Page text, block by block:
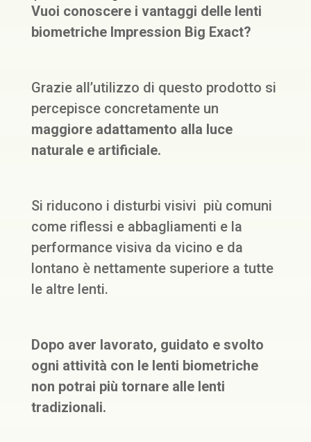
Vuoi conoscere i vantaggi delle lenti
biometriche Impression Big Exact?
Grazie all’utilizzo di questo prodotto si
percepisce concretamente un
maggiore adattamento alla luce
naturale e artificiale.
Si riducono i disturbi visivi più comuni
come riflessi e abbagliamenti e la
performance visiva da vicino e da
lontano è nettamente superiore a tutte
le altre lenti.
Dopo aver lavorato, guidato e svolto
ogni attività con le lenti biometriche
non potrai più tornare alle lenti
tradizionali.